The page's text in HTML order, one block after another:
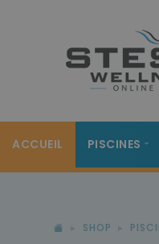
ACCUEIL PISCINES
SHOP